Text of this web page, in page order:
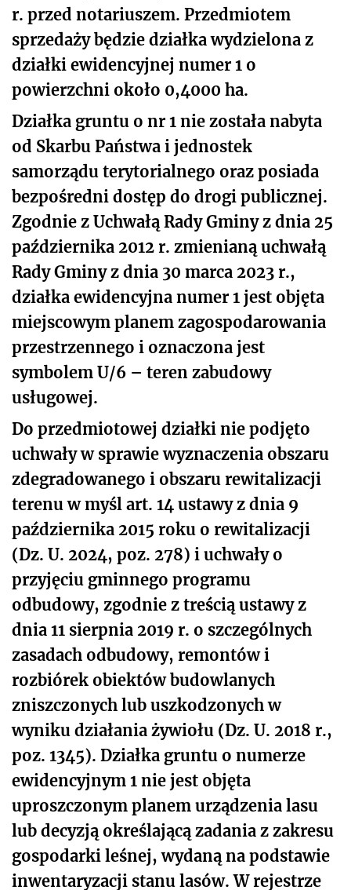
r. przed notariuszem. Przedmiotem
sprzedaży będzie działka wydzielona z
działki ewidencyjnej numer 1 o
powierzchni około 0,4000 ha.
Działka gruntu o nr 1 nie została nabyta
od Skarbu Państwa i jednostek
samorządu terytorialnego oraz posiada
bezpośredni dostęp do drogi publicznej.
Zgodnie z Uchwałą Rady Gminy z dnia 25
października 2012 r. zmienianą uchwałą
Rady Gminy z dnia 30 marca 2023 r.,
działka ewidencyjna numer 1 jest objęta
miejscowym planem zagospodarowania
przestrzennego i oznaczona jest
symbolem U/6 – teren zabudowy
usługowej.
Do przedmiotowej działki nie podjęto
uchwały w sprawie wyznaczenia obszaru
zdegradowanego i obszaru rewitalizacji
terenu w myśl art. 14 ustawy z dnia 9
października 2015 roku o rewitalizacji
(Dz. U. 2024, poz. 278) i uchwały o
przyjęciu gminnego programu
odbudowy, zgodnie z treścią ustawy z
dnia 11 sierpnia 2019 r. o szczególnych
zasadach odbudowy, remontów i
rozbiórek obiektów budowlanych
zniszczonych lub uszkodzonych w
wyniku działania żywiołu (Dz. U. 2018 r.,
poz. 1345). Działka gruntu o numerze
ewidencyjnym 1 nie jest objęta
uproszczonym planem urządzenia lasu
lub decyzją określającą zadania z zakresu
gospodarki leśnej, wydaną na podstawie
inwentaryzacji stanu lasów. W rejestrze